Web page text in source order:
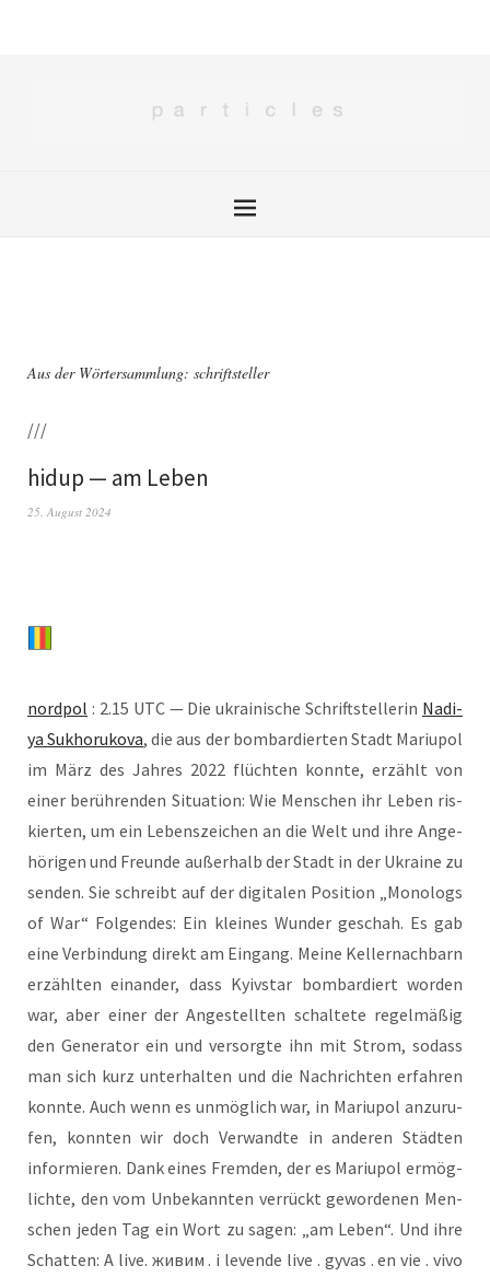
Aus der Wörtersammlung: schriftsteller
///
hidup — am Leben
25. August 2024
nord­pol : 2.15 UTC — Die ukrai­ni­sche Schrift­stel­le­rin Nadi­
ya Suk­horu­ko­va, die aus der bom­bar­dier­ten Stadt Mariu­pol
im März des Jah­res 2022 flüch­ten konn­te, erzählt von
einer berüh­ren­den Situa­ti­on: Wie Men­schen ihr Leben ris­
kier­ten, um ein Lebens­zei­chen an die Welt und ihre Ange­
hö­ri­gen und Freun­de außer­halb der Stadt in der Ukrai­ne zu
sen­den. Sie schreibt auf der digi­ta­len Posi­ti­on „Mono­logs
of War“ Fol­gen­des: Ein klei­nes Wun­der geschah. Es gab
eine Ver­bin­dung direkt am Ein­gang. Mei­ne Kel­ler­nach­barn
erzähl­ten ein­an­der, dass Kyiv­star bom­bar­diert wor­den
war, aber einer der Ange­stell­ten schal­te­te regel­mä­ßig
den Gene­ra­tor ein und ver­sorg­te ihn mit Strom, sodass
man sich kurz unter­hal­ten und die Nach­rich­ten erfah­ren
konn­te. Auch wenn es unmög­lich war, in Mariu­pol anzu­ru­
fen, konn­ten wir doch Ver­wand­te in ande­ren Städ­ten
infor­mie­ren. Dank eines Frem­den, der es Mariu­pol ermög­
lich­te, den vom Unbe­kann­ten ver­rückt gewor­de­nen Men­
schen jeden Tag ein Wort zu sagen: „am Leben“. Und ihre
Schat­ten: A live. живим . i leven­de live . gyvas . en vie . vivo